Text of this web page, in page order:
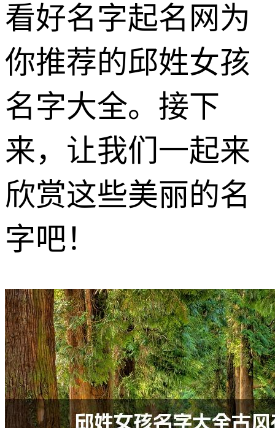
看好名字起名网为
你推荐的邱姓女孩
名字大全。接下
来，让我们一起来
欣赏这些美丽的名
字吧！